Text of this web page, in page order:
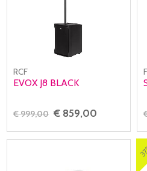
RCF
EVOX J8 BLACK
€ 999,00 € 859,00